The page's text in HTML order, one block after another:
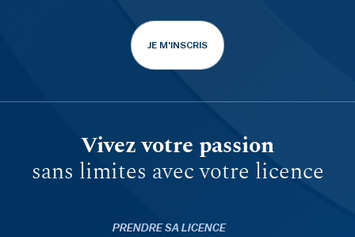
JE M'INSCRIS
Vivez votre passion
sans limites avec votre licence
PRENDRE SA LICENCE